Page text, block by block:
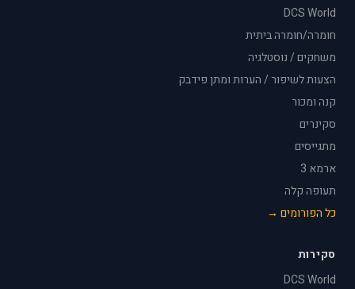
DCS World
חומרה/חומרה ביתית
משחקים / נוסטלגיה
הצעות לשיפור / הערות ומתן פידבק
קנה ומכור
סקינרים
מתגייסים
ארמא 3
תעופה קלה
כל הפורומים →
סקירות
DCS World